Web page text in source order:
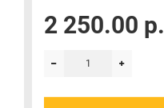
2 250.00 р.